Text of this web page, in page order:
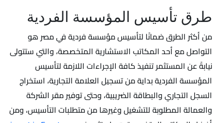
طرق تأسيس المؤسسة الفردية
من أكثر الطرق ضمانًا لتأسيس مؤسسة فردية في مصر هو
التواصل مع أحد المكاتب الاستشارية المتخصصة، والتي ستتولى
نيابةً عن المستثمر تنفيذ كافة الإجراءات اللازمة لتأسيس
المؤسسة الفردية بداية من تسجيل العلامة التجارية، استخراج
السجل التجاري والبطاقة الضريبية، وحتى توفير مقر الشركة
والعمالة المطلوبة للتشغيل وغيرها من متطلبات التأسيس، ومن